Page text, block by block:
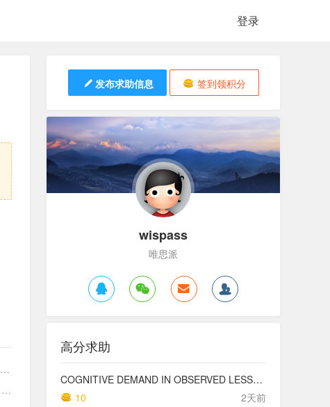
登录
发布求助信息 签到领积分
wispass
唯思派
高分求助
COGNITIVE DEMAND IN OBSERVED LESSONS AND NATIONAL TESTING COMPARED TO PISA MATHEMATICS RESULTS IN LATVIA
10
2天前